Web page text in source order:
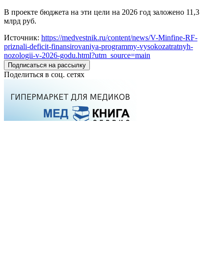
В проекте бюджета на эти цели на 2026 год заложено 11,3
млрд руб.
Источник: https://medvestnik.ru/content/news/V-Minfine-RF-
priznali-deficit-finansirovaniya-programmy-vysokozatratnyh-
nozologii-v-2026-godu.html?utm_source=main
Подписаться на рассылку
Поделиться в соц. сетях